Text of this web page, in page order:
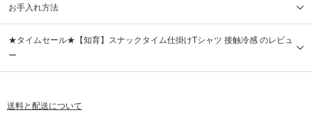
お手入れ方法
★タイムセール★【知育】スナックタイム仕掛けTシャツ 接触冷感 のレビュ
ー
送料と配送について